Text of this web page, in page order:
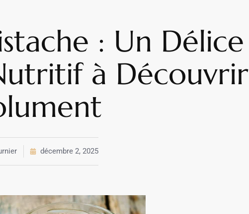
: Un Délice
à Découvrir
décembre 2, 2025